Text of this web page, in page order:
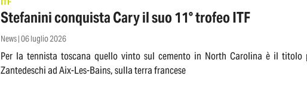
Stefanini conquista Cary il suo 11° trofeo ITF
News | 06 luglio 2026
Per la tennista toscana quello vinto sul cemento in North Carolina è il
Zantedeschi ad Aix-Les-Bains, sulla terra francese